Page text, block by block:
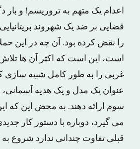
اعدام یک متهم به تروریسم! و بار
قضایی بر ضد یک شهروند
را نقض کرده بود. آن چه در این
است، این است که اکثر آن ها
غربی را به طور کامل شبیه سازی
عنوان یک مدل و یک هدیه آسمانی،
سوم ارائه دهند. به محض این که
می گیرد، دوباره با دستور کار
قبلی تفاوت چندانی ندارد شروع به